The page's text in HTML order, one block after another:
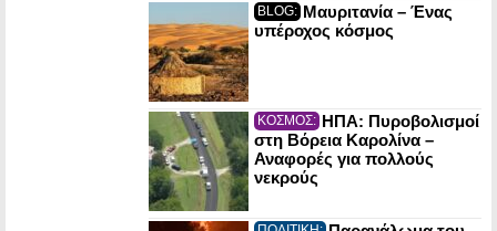
BLOG: Μαυριτανία – Ένας
υπέροχος κόσμος
ΚΟΣΜΟΣ: ΗΠΑ: Πυροβολισμοί
στη Βόρεια Καρολίνα –
Αναφορές για πολλούς
νεκρούς